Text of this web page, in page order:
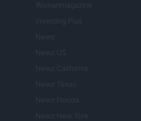
Womanmagazine
Investing Plus
Newz
Newz US
Newz California
Newz Texas
Newz Florida
Newz New York